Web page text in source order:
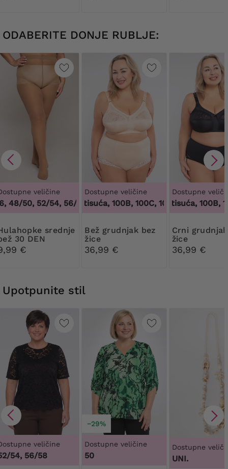
ODABERITE DONJE RUBLJE:
veličine
48/50, 52/54, 56/58, 60/62,44/46, 48/50, 52/54, 56/58,
30 DEN
€
Dostupne veličine
100 tisuća, 100B, 100C, 100D, 100DD, 100F,
Bež grudnjak bez
žice
36,99 €
Dostupne
100 tisuća, 100B,
Crni grudnjak bez
žice
36,99 €
Upotpunite stil
veličine
54, 56/58
−29%
Dostupne veličine
50
Dostupne
UNI.